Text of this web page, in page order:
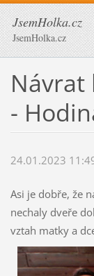
JsemHolka.cz
JsemHolka.cz
Návrat
-
24.01.2023
Asi je dobře, že
nechaly dveře
vztah matky a